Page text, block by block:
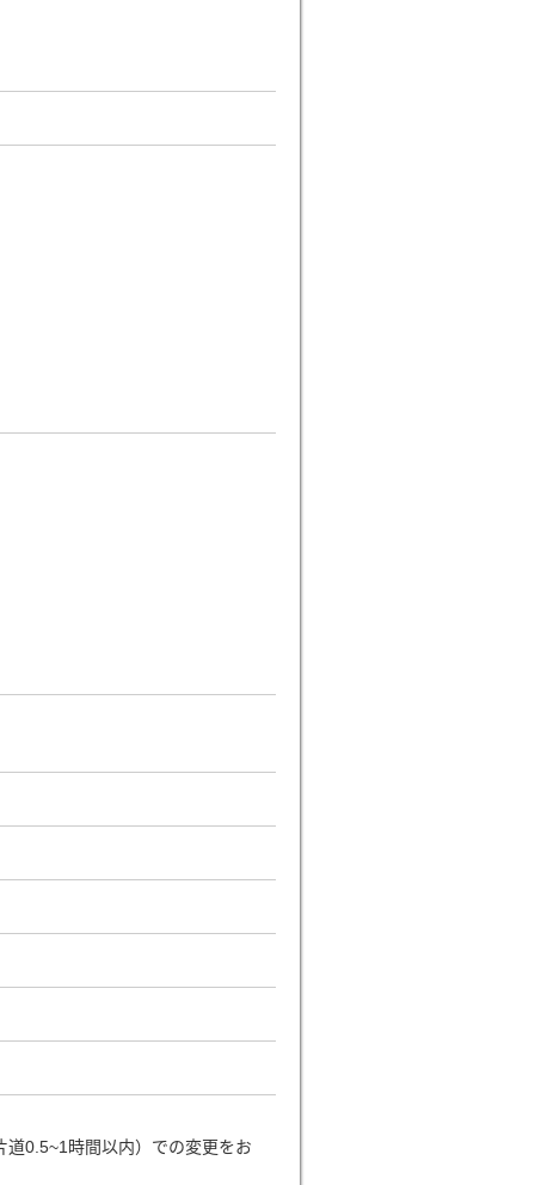
0.5~1時間以内）での変更をお